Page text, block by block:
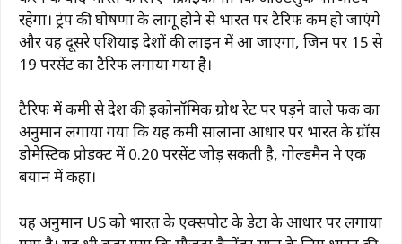
रहेगा। ट्रंप की घोषणा के लागू होने से भारत पर टैरिफ कम हो जाएंगे
और यह दूसरे एशियाई देशों की लाइन में आ जाएगा, जिन पर 15 से
19 परसेंट का टैरिफ लगाया गया है।
टैरिफ में कमी से देश की इकोनॉमिक ग्रोथ रेट पर पड़ने वाले फर्क का
अनुमान लगाया गया कि यह कमी सालाना आधार पर भारत के ग्रॉस
डोमेस्टिक प्रोडक्ट में 0.20 परसेंट जोड़ सकती है, गोल्डमैन ने एक
बयान में कहा।
यह अनुमान US को भारत के एक्सपोर्ट के डेटा के आधार पर लगाया